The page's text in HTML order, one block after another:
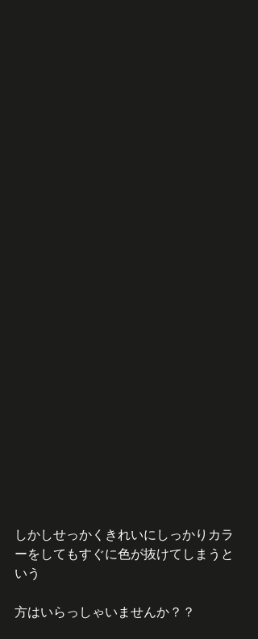
しかしせっかくきれいにしっかりカラ
ーをしてもすぐに色が抜けてしまうと
いう
方はいらっしゃいませんか？？